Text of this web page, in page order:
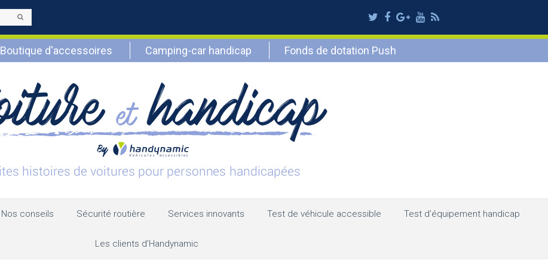
Twitter
Facebook
Google
Plus
Youtube
RSS
Boutique d'accessoires Camping-car handicap Fonds de dotation Push
Nos conseils Sécurité routière Services innovants Test de véhicule accessible Test d’équipement handicap
Les clients d’Handynamic